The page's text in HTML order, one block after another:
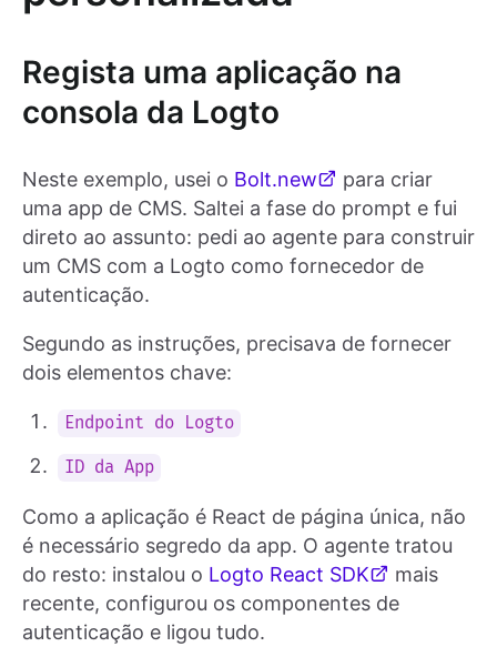
Regista uma aplicação na
consola da Logto
Neste exemplo, usei o Bolt.new
para criar
uma app de CMS. Saltei a fase do prompt e fui
direto ao assunto: pedi ao agente para construir
um CMS com a Logto como fornecedor de
autenticação.
Segundo as instruções, precisava de fornecer
dois elementos chave:
Endpoint do Logto
ID da App
Como a aplicação é React de página única, não
é necessário segredo da app. O agente tratou
do resto: instalou o Logto React SDK
mais
recente, configurou os componentes de
autenticação e ligou tudo.